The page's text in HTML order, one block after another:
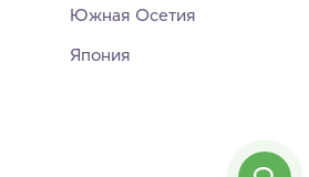
Южная Осетия
Япония